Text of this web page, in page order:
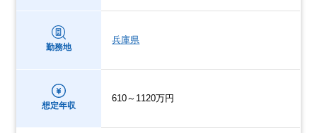
勤務地
兵庫県
想定年収
610～1120万円